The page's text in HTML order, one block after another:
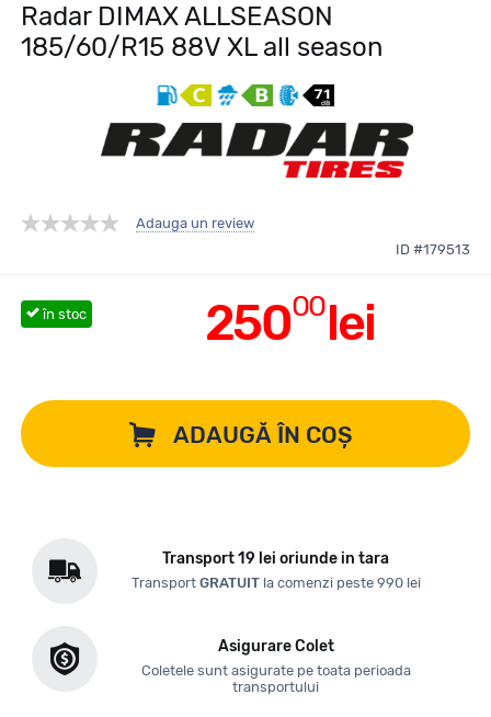
Radar DIMAX ALLSEASON
185/60/R15 88V XL all season
Adauga un review
ID #179513
25000lei
în stoc
ADAUGĂ ÎN COȘ
Transport 19 lei oriunde in tara
Transport GRATUITla comenzi peste 990 lei
Asigurare Colet
Coletele sunt asigurate pe toata perioada
transportului